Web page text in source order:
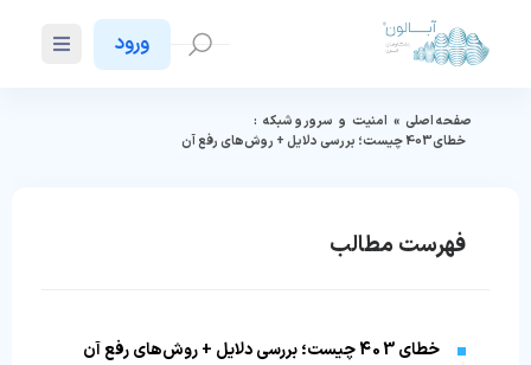
ورود
صفحه اصلی » امنیت و سرور و شبکه :
خطای 403 چیست؛ بررسی دلایل + روش‌های رفع‌ آن
فهرست مطالب
خطای 403 چیست؛ بررسی دلایل + روش‌های رفع‌ آن